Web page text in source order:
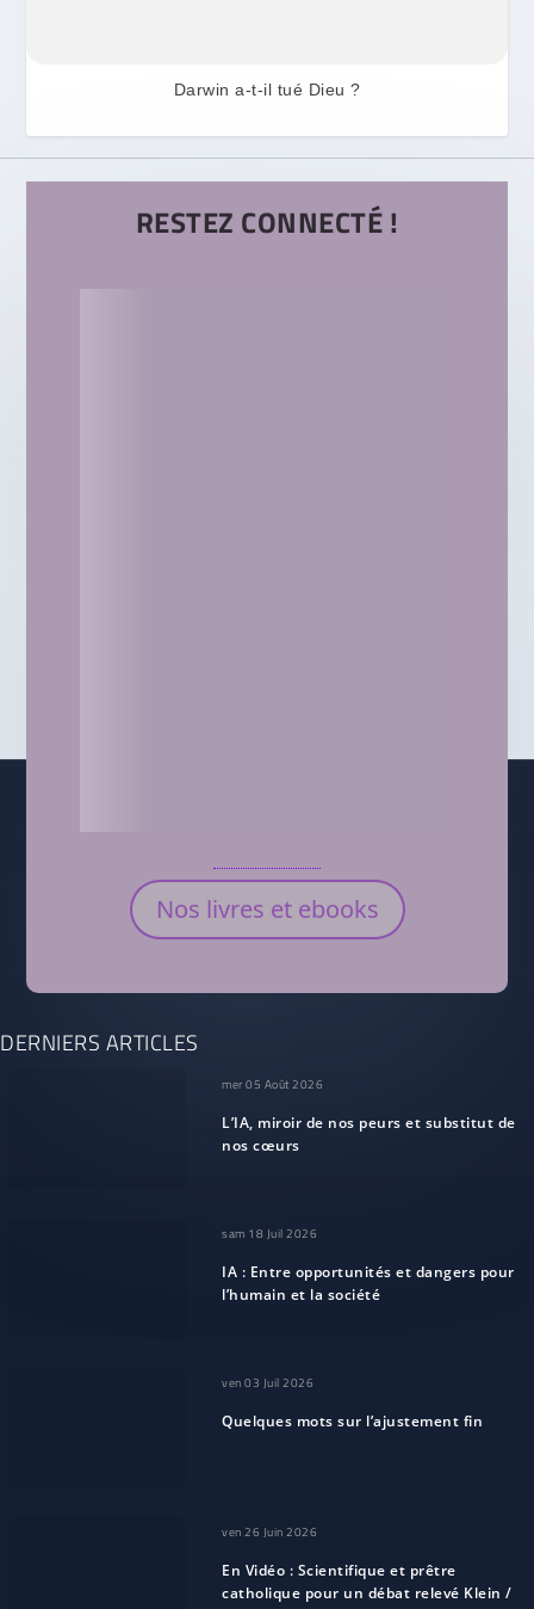
Darwin a-t-il tué Dieu ?
RESTEZ CONNECTÉ !
Nos livres et ebooks
DERNIERS ARTICLES
mer 05 Août 2026
L’IA, miroir de nos peurs et substitut de
nos cœurs
sam 18 Juil 2026
IA : Entre opportunités et dangers pour
l’humain et la société
ven 03 Juil 2026
Quelques mots sur l’ajustement fin
ven 26 Juin 2026
En Vidéo : Scientifique et prêtre
catholique pour un débat relevé Klein /